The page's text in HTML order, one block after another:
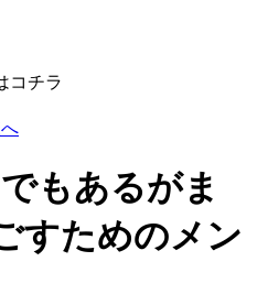
もあるがま
すためのメン